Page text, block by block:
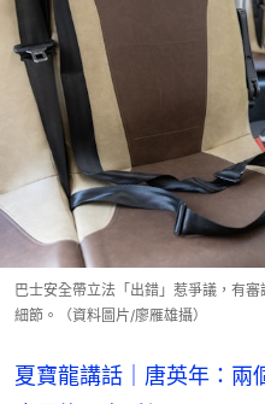
巴士安全帶立法「出錯」惹爭議，有
細節。（資料圖片/廖雁雄攝）
夏寶龍講話｜唐英年：